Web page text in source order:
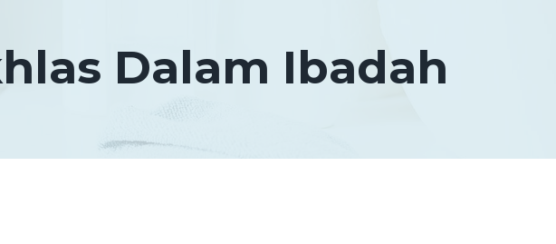
Dalam Ibadah